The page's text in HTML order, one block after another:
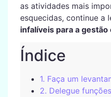
as atividades mais
esquecidas, continue a
infalíveis para a gestão
Índice
1. Faça um
2. Delegue funções